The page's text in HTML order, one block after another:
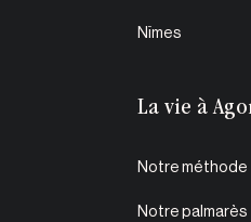
Nîmes
La vie à
Notre méthode
Notre palmarès